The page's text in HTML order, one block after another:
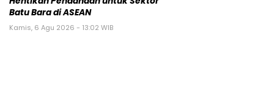
Batu Bara di ASEAN
Kamis, 6 Agu 2026 - 13:02 WIB